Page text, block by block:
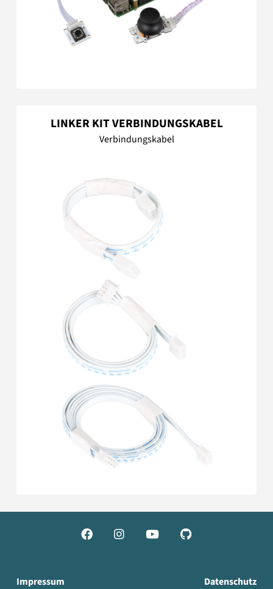
LINKER KIT VERBINDUNGSKABEL
Verbindungskabel
   
Impressum Datenschutz